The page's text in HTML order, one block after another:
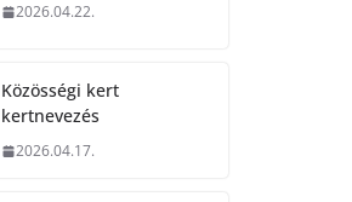
2026.04.22.
Közösségi kert
kertnevezés
2026.04.17.